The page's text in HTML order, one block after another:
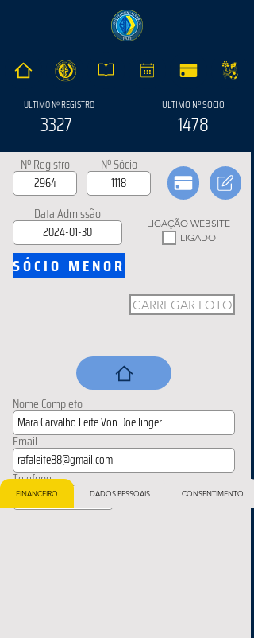
ULTIMO Nº REGISTRO
3327
ULTIMO Nº SÓCIO
1478
Nº Registro Nº Sócio
Data Admissão
LIGAÇÃO WEBSITE
LIGADO
SÓCIO MENOR
CARREGAR FOTO
Nome Completo
Email
Telefone
FINANCEIRO DADOS PESSOAIS CONSENTIMENTO